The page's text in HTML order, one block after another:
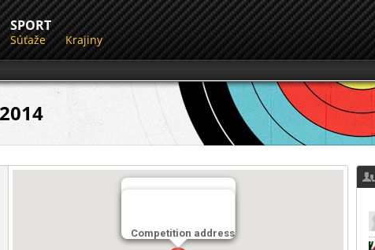
SPORT
Súťaže Krajiny
Competition address
Jezdecký klub Voleveč